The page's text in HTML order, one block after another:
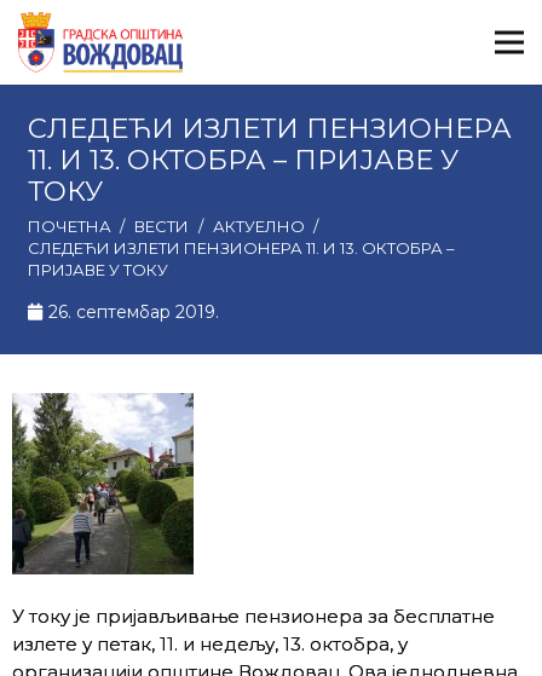
СЛЕДЕЋИ ИЗЛЕТИ ПЕНЗИОНЕРА
11. И 13. ОКТОБРА – ПРИЈАВЕ У
ТОКУ
ПОЧЕТНА / ВЕСТИ / АКТУЕЛНО /
СЛЕДЕЋИ ИЗЛЕТИ ПЕНЗИОНЕРА 11. И 13. ОКТОБРА –
ПРИЈАВЕ У ТОКУ
26. септембар 2019.
У току је пријављивање пензионера за бесплатне
излете у петак, 11. и недељу, 13. oктобра, у
организацији општине Вождовац. Ова једнодневна